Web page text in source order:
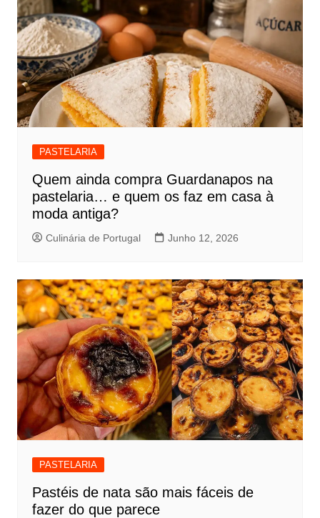
PASTELARIA
Quem ainda compra Guardanapos na
pastelaria… e quem os faz em casa à
moda antiga?
Culinária de Portugal Junho 12, 2026
PASTELARIA
Pastéis de nata são mais fáceis de
fazer do que parece